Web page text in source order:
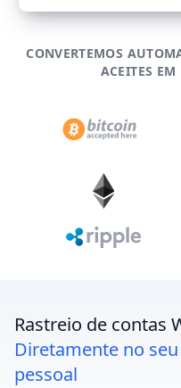
CONVERTEMOS
ACEITES
Rastreio de contas
Diretamente no
pessoal